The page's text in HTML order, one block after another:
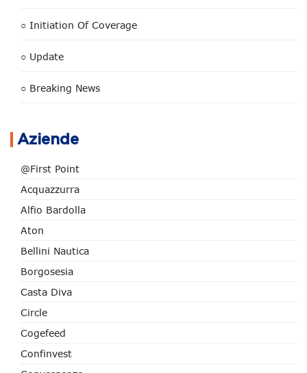
○ Initiation Of Coverage
○ Update
○ Breaking News
Aziende
@First Point
Acquazzurra
Alfio Bardolla
Aton
Bellini Nautica
Borgosesia
Casta Diva
Circle
Cogefeed
Confinvest